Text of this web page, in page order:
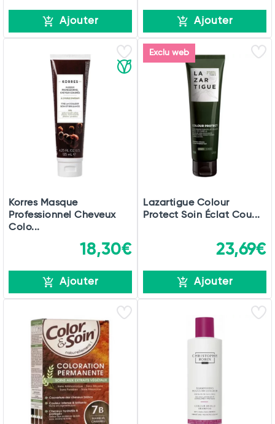
Ajouter Ajouter
Korres Masque
Professionnel Cheveux
Colo...
18,30€
Ajouter
Exclu web
Lazartigue Colour
Protect Soin Éclat Cou...
23,69€
Ajouter